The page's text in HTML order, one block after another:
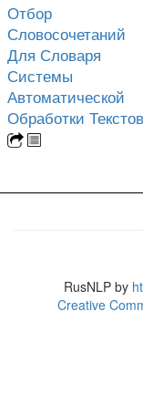
Отбор
Словосочетаний
Для Словаря
Системы
Автоматической
Обработки Текстов
RusNLP by
Creative